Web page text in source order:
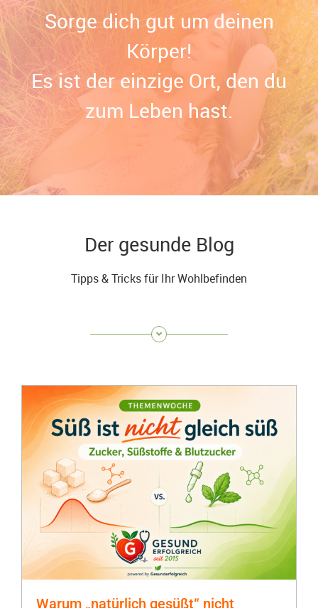
Sorge dich gut um deinen
Körper!
Es ist der einzige Ort, den du
zum Leben hast.
Der gesunde Blog
Tipps & Tricks für Ihr Wohlbefinden
Warum „natürlich gesüßt“ nicht